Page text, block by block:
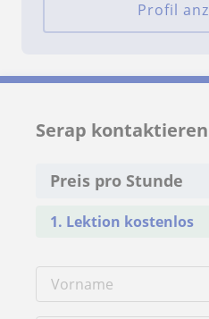
Profil
Serap kontaktieren
Preis pro Stunde
1. Lektion kostenlos